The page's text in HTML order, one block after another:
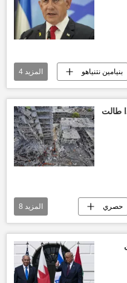
بنيامين نتنياهو المزيد 4
طالت
حصري
أخبار إيران
الآن
المزيد 8